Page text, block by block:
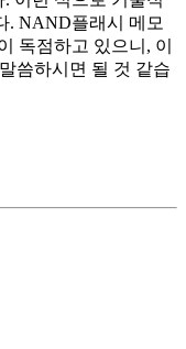
. NAND플래시 메모
독점하고 있으니, 이
씀하시면 될 것 같습